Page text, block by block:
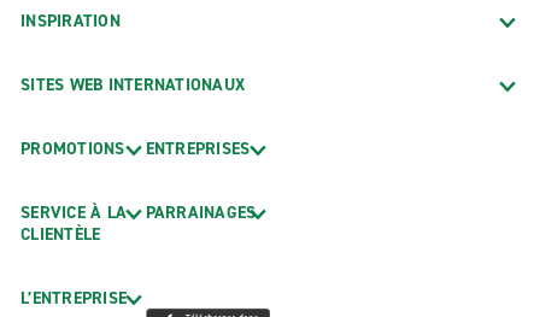
INSPIRATION
SITES WEB INTERNATIONAUX
PROMOTIONS
SERVICE À LA
CLIENTÈLE
L’ENTREPRISE
ENTREPRISES
PARRAINAGES